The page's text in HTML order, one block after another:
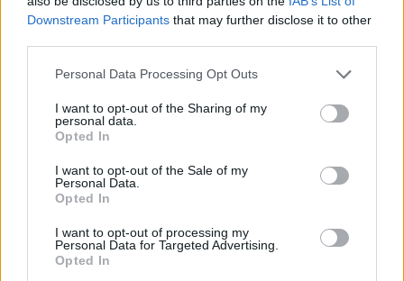
Downstream Participants that may further disclose it to other
Please note that this website/app uses one or more Google
not limited to your visit or usage behaviour. You may click to
grant or deny consent to Google and its third-party tags to
use your data for below specified purposes in below Google
consent section.
Personal Data Processing Opt Outs
I want to opt-out of the Sharing of my
personal data.
Opted In
I want to opt-out of the Sale of my
Personal Data.
Opted In
I want to opt-out of processing my
Personal Data for Targeted Advertising.
Opted In